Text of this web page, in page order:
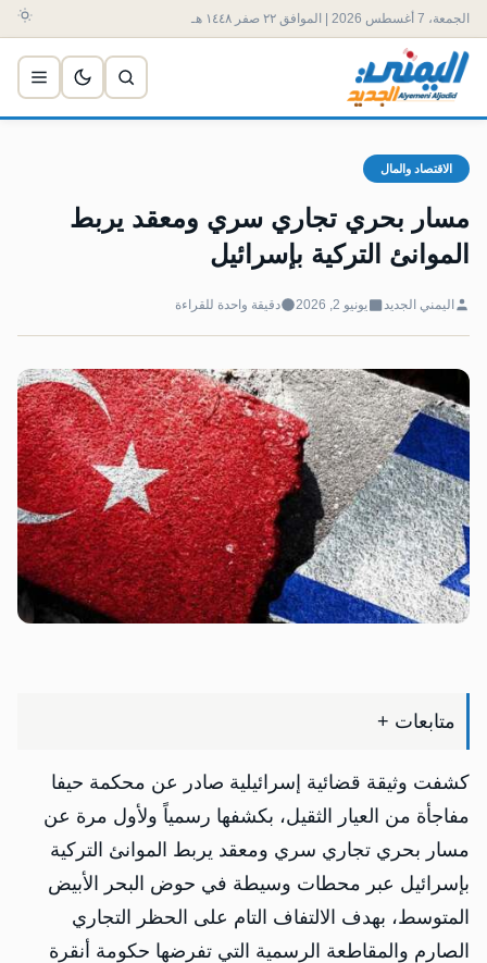
الجمعة، 7 أغسطس 2026 | الموافق ٢٢ صفر ١٤٤٨ هـ
الاقتصاد والمال
مسار بحري تجاري سري ومعقد يربط
الموانئ التركية بإسرائيل
اليمني الجديد يونيو 2, 2026 دقيقة واحدة للقراءة
متابعات +
كشفت وثيقة قضائية إسرائيلية صادر عن محكمة حيفا
مفاجأة من العيار الثقيل، بكشفها رسمياً ولأول مرة عن
مسار بحري تجاري سري ومعقد يربط الموانئ التركية
بإسرائيل عبر محطات وسيطة في حوض البحر الأبيض
المتوسط، بهدف الالتفاف التام على الحظر التجاري
الصارم والمقاطعة الرسمية التي تفرضها حكومة أنقرة